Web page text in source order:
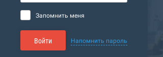
Запомнить меня
Войти Напомнить пароль